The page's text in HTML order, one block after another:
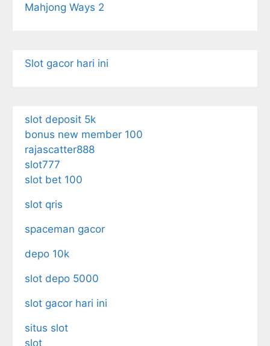
Mahjong Ways 2
Slot gacor hari ini
slot deposit 5k
bonus new member 100
rajascatter888
slot777
slot bet 100
slot qris
spaceman gacor
depo 10k
slot depo 5000
slot gacor hari ini
situs slot
slot